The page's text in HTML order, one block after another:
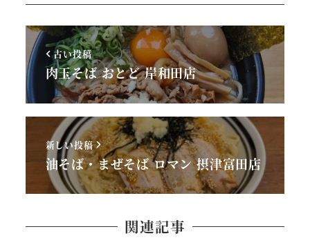
古い投稿
肉玉そば おとど 岸和田店
新しい投稿
油そば・まぜそば ロマン 摂津富田店
関連記事